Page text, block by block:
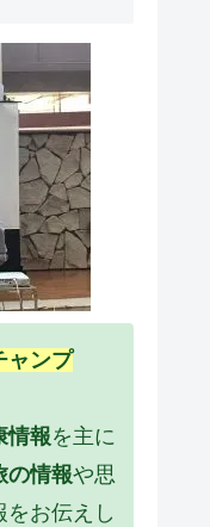
ャンプ
情報を主に
の情報や思
お伝えし